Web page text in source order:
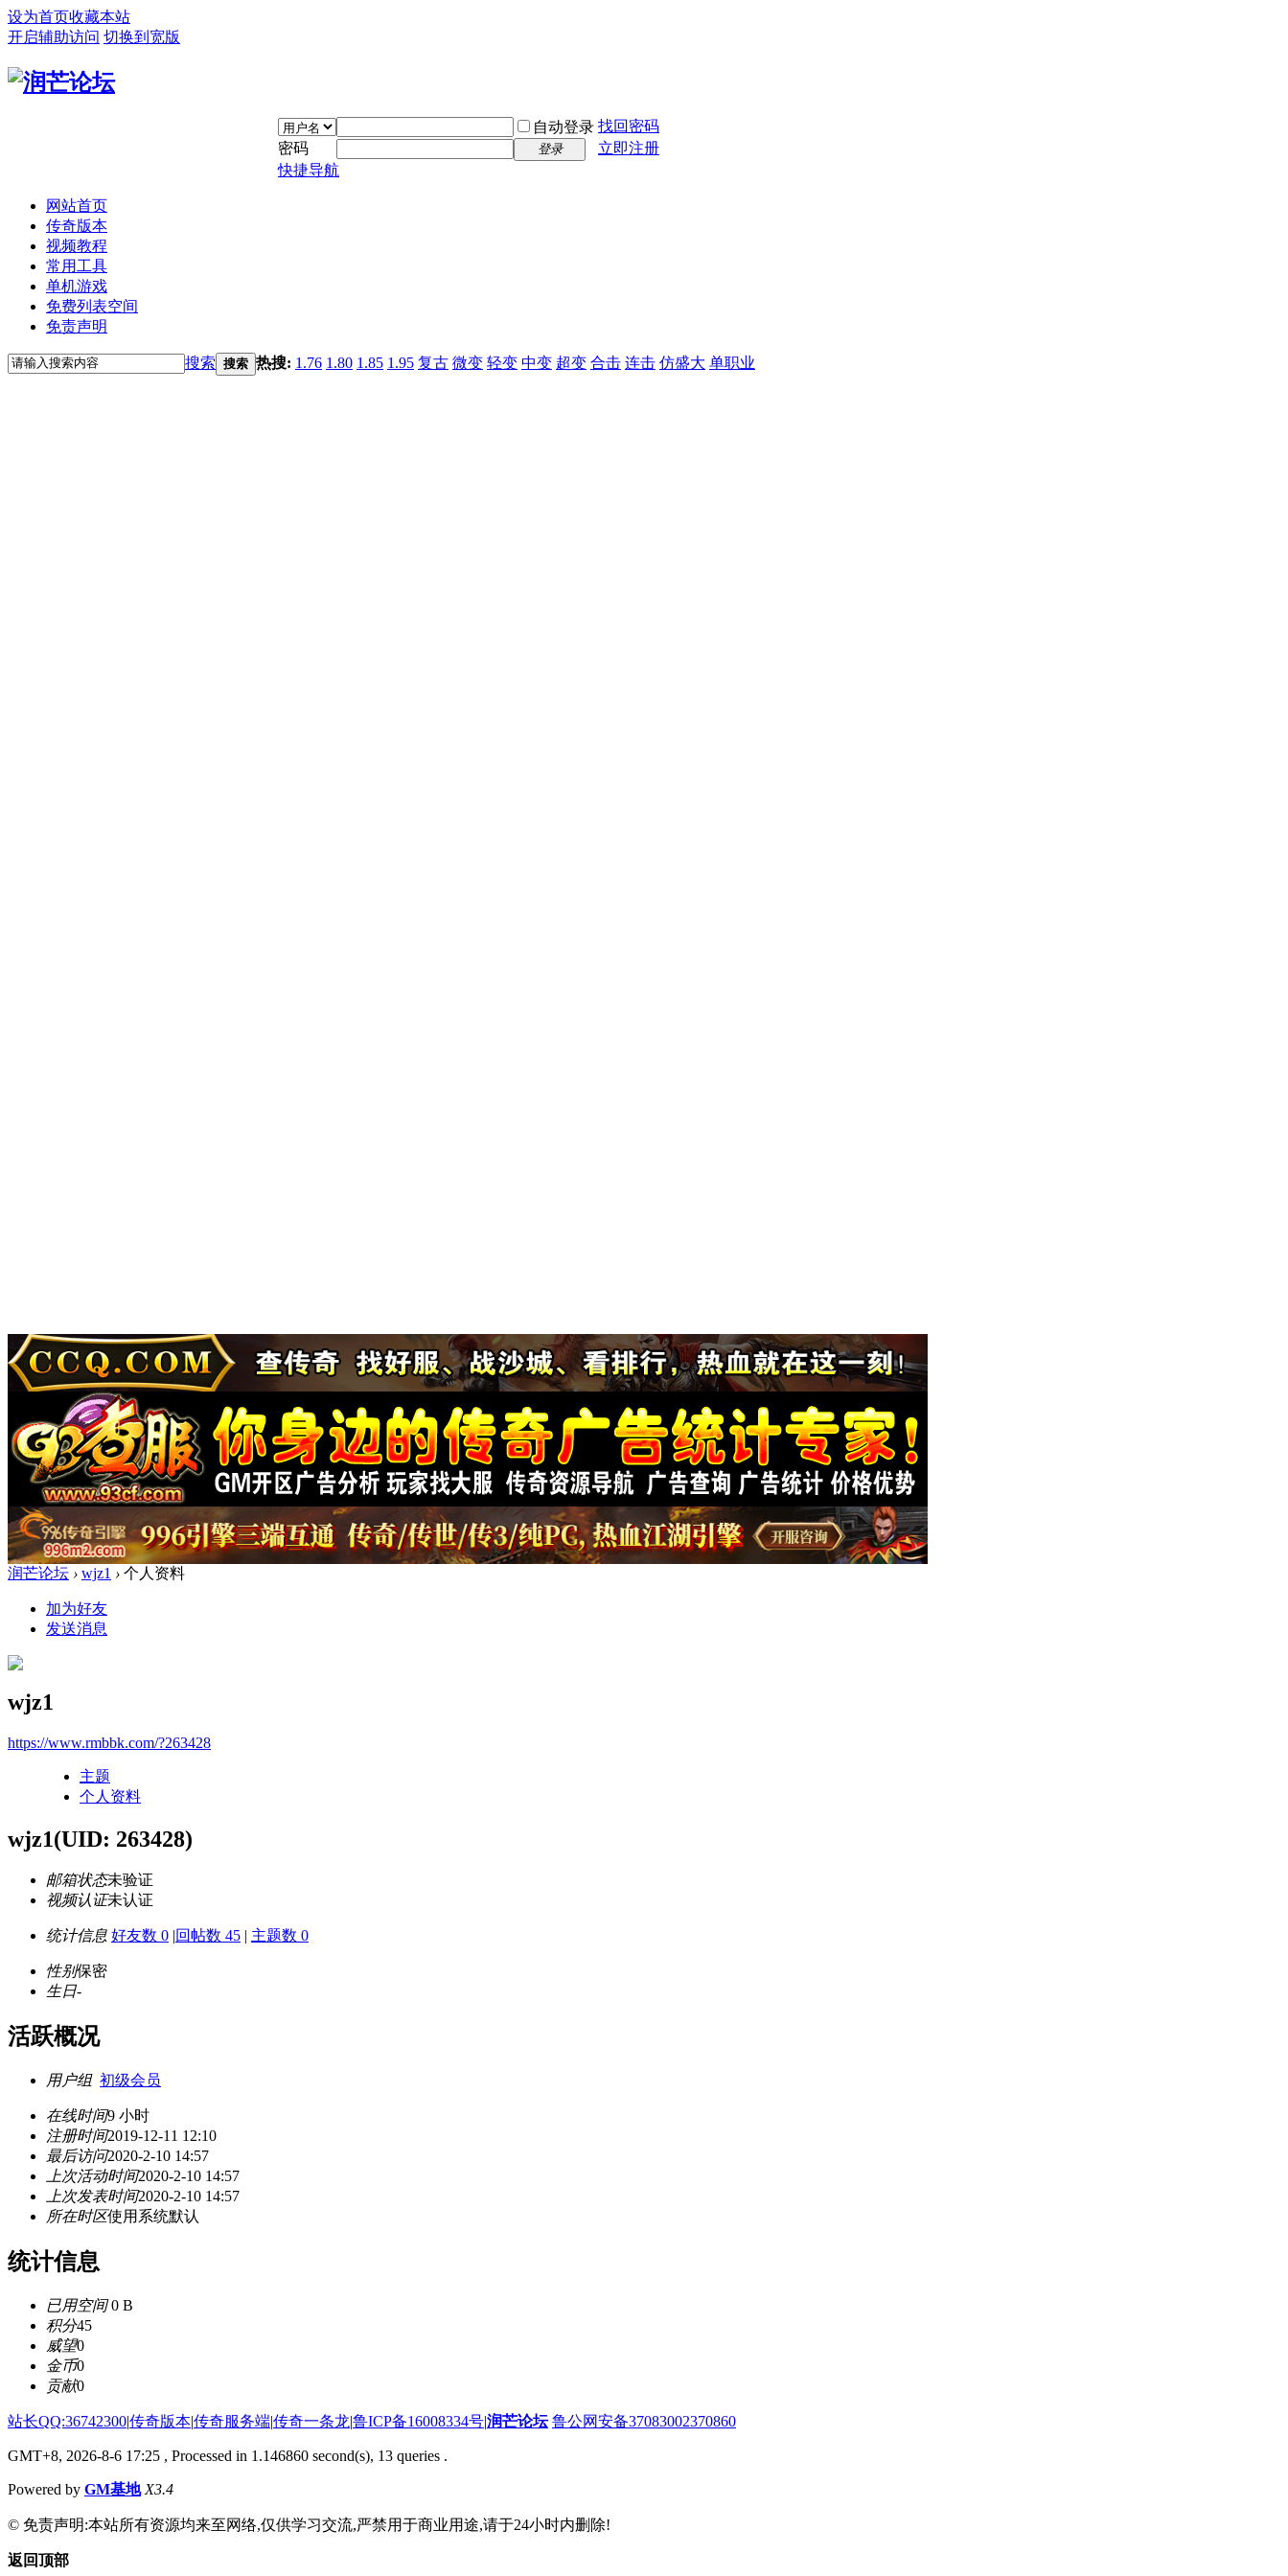
设为首页收藏本站
开启辅助访问 切换到宽版
自动登录 找回密码
密码
登录
立即注册
快捷导航
网站首页
传奇版本
视频教程
常用工具
单机游戏
免费列表空间
免责声明
搜索 搜索 热搜: 1.76 1.80 1.85 1.95 复古 微变 轻变 中变 超变 合击 连击 仿盛大 单职业
润芒论坛 › wjz1 › 个人资料
加为好友
发送消息
wjz1
https://www.rmbbk.com/?263428
主题
个人资料
wjz1(UID: 263428)
邮箱状态未验证
视频认证未认证
统计信息 好友数 0 |回帖数 45 | 主题数 0
性别保密
生日-
活跃概况
用户组 初级会员
在线时间9 小时
注册时间2019-12-11 12:10
最后访问2020-2-10 14:57
上次活动时间2020-2-10 14:57
上次发表时间2020-2-10 14:57
所在时区使用系统默认
统计信息
已用空间0 B
积分45
威望0
金币0
贡献0
站长QQ:36742300|传奇版本|传奇服务端|传奇一条龙|鲁ICP备16008334号|润芒论坛 鲁公网安备37083002370860
GMT+8, 2026-8-6 17:25 , Processed in 1.146860 second(s), 13 queries .
Powered by GM基地 X3.4
© 免责声明:本站所有资源均来至网络,仅供学习交流,严禁用于商业用途,请于24小时内删除!
返回顶部